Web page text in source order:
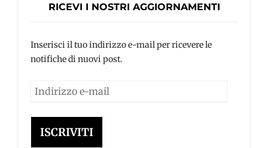
RICEVI I NOSTRI AGGIORNAMENTI
Inserisci il tuo indirizzo e-mail per ricevere le
notifiche di nuovi post.
Indirizzo
mail
ISCRIVITI